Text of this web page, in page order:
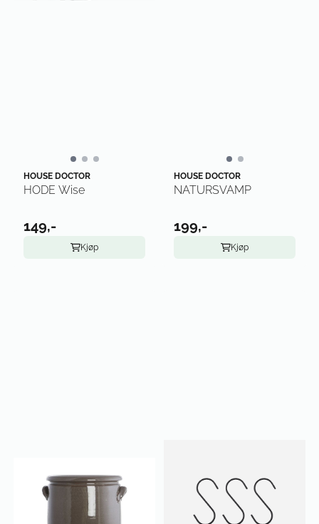
HOUSE DOCTOR
HODE Wise
149,-
Kjøp
HOUSE DOCTOR
NATURSVAMP
199,-
Kjøp